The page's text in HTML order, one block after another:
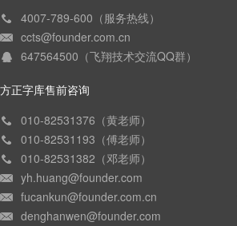
4007-789-600（服务热线）
ccts@founder.com.cn
647564500（飞翔技术交流QQ群）
方正字库售前咨询
010-82531376（黄老师）
010-82531193（傅老师）
010-82531382（邓老师）
yh.huang@founder.com
fucankun@founder.com.cn
denghanwen@founder.com